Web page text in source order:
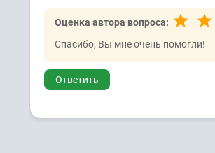
Оценка автора вопроса:
Спасибо, Вы мне очень помогли!
Ответить